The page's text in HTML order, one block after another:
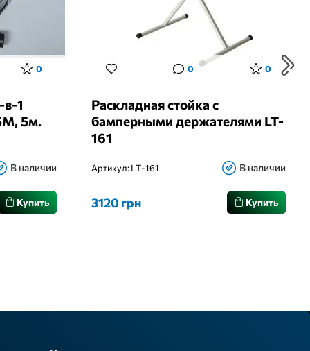
0
в-1
5м.
В наличии
Купить
0 0
Раскладная стойка с
бамперными держателями LT-
161
Артикул:LT-161 В наличии
3120 грн Купить